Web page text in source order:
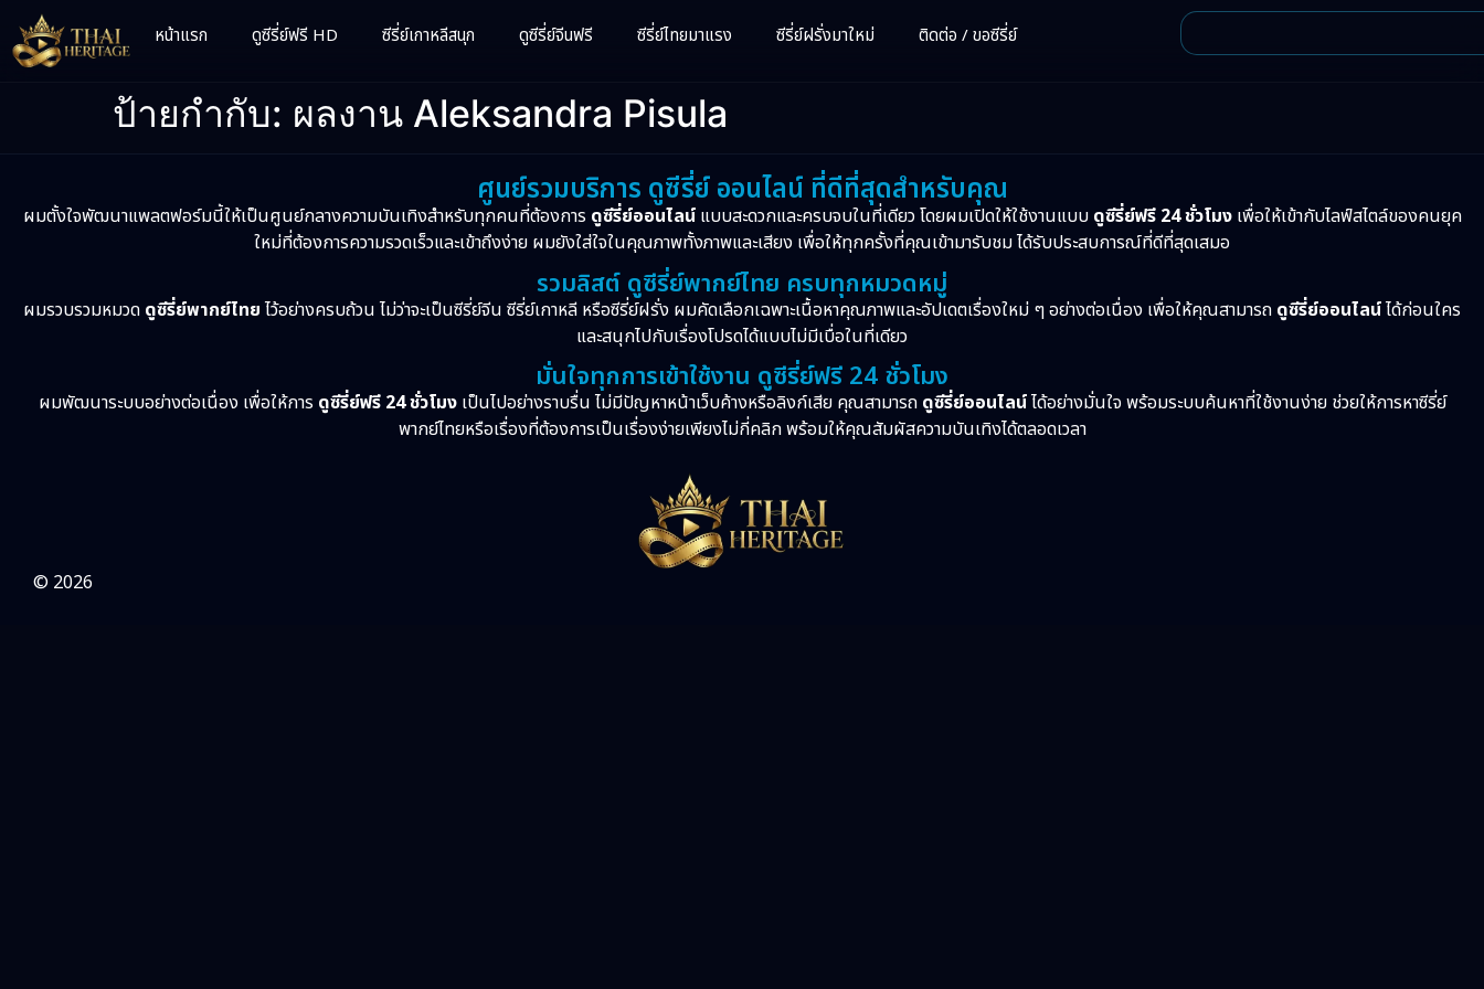
หน้าแรก ดูซีรี่ย์ฟรี HD ซีรี่ย์เกาหลีสนุก ดูซีรี่ย์จีนฟรี ซีรี่ย์ไทยมาแรง ซีรี่ย์ฝรั่งมาใหม่ ติดต่อ / ขอซีรี่ย์
ป้ายกำกับ: ผลงาน Aleksandra Pisula
ศูนย์รวมบริการ ดูซีรี่ย์ ออนไลน์ ที่ดีที่สุดสำหรับคุณ
ผมตั้งใจพัฒนาแพลตฟอร์มนี้ให้เป็นศูนย์กลางความบันเทิงสำหรับทุกคนที่ต้องการ ดูซีรี่ย์ออนไลน์แบบสะดวกและครบจบในที่เดียว โดยผมเปิดให้ใช้งานแบบ ดูซีรี่ย์ฟรี 24 ชั่วโมงเพื่อให้เข้ากับไลฟ์สไตล์ของคนยุค
ใหม่ที่ต้องการความรวดเร็วและเข้าถึงง่าย ผมยังใส่ใจในคุณภาพทั้งภาพและเสียง เพื่อให้ทุกครั้งที่คุณเข้ามารับชม ได้รับประสบการณ์ที่ดีที่สุดเสมอ
รวมลิสต์ ดูซีรี่ย์พากย์ไทย ครบทุกหมวดหมู่
ผมรวบรวมหมวด ดูซีรี่ย์พากย์ไทย ไว้อย่างครบถ้วน ไม่ว่าจะเป็นซีรี่ย์จีน ซีรี่ย์เกาหลี หรือซีรี่ย์ฝรั่ง ผมคัดเลือกเฉพาะเนื้อหาคุณภาพและอัปเดตเรื่องใหม่ ๆ อย่างต่อเนื่อง เพื่อให้คุณสามารถ ดูซีรี่ย์ออนไลน์ได้ก่อนใคร
และสนุกไปกับเรื่องโปรดได้แบบไม่มีเบื่อในที่เดียว
มั่นใจทุกการเข้าใช้งาน ดูซีรี่ย์ฟรี 24 ชั่วโมง
ผมพัฒนาระบบอย่างต่อเนื่อง เพื่อให้การ ดูซีรี่ย์ฟรี 24 ชั่วโมงเป็นไปอย่างราบรื่น ไม่มีปัญหาหน้าเว็บค้างหรือลิงก์เสีย คุณสามารถ ดูซีรี่ย์ออนไลน์ได้อย่างมั่นใจ พร้อมระบบค้นหาที่ใช้งานง่าย ช่วยให้การหาซีรี่ย์
พากย์ไทยหรือเรื่องที่ต้องการเป็นเรื่องง่ายเพียงไม่กี่คลิก พร้อมให้คุณสัมผัสความบันเทิงได้ตลอดเวลา
© 2026